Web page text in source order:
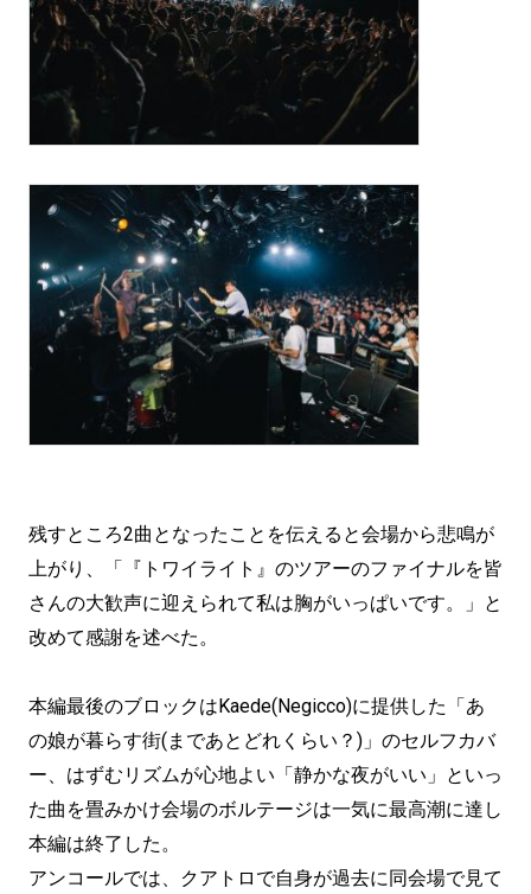
残すところ2曲となったことを伝えると会場から悲鳴が
上がり、「『トワイライト』のツアーのファイナルを皆
さんの大歓声に迎えられて私は胸がいっぱいです。」と
改めて感謝を述べた。
本編最後のブロックはKaede(Negicco)に提供した「あ
の娘が暮らす街(まであとどれくらい？)」のセルフカバ
ー、はずむリズムが心地よい「静かな夜がいい」といっ
た曲を畳みかけ会場のボルテージは一気に最高潮に達し
本編は終了した。
アンコールでは、クアトロで自身が過去に同会場で見て